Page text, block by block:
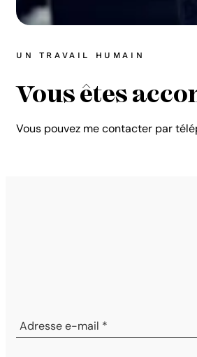
UN TRAVAIL HUMAIN
Vous êtes
Vous pouvez me contacter par